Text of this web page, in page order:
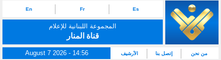
Es
Fr
En
المجموعة اللبنانية للإعلام
قناة المنار
من نحن إتصل بنا الأرشيف August 7 2026 - 14:56